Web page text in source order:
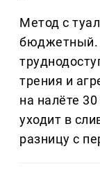
Метод с
бюджетный.
трения и
на налёте
уходит в
разницу с